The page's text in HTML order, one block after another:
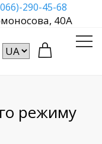
290-45-68
40А
режиму